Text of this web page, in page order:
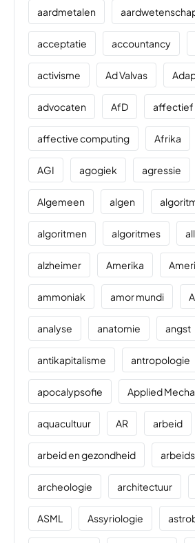
aardmetalen
acceptatie accountancy
activisme Ad Valvas
advocaten AfD affectief
affective computing Afrika
AGI agogiek agressie
Algemeen algen
algoritmen algoritmes
alzheimer Amerika
ammoniak amor mundi
analyse anatomie angst
antikapitalisme antropologie
apocalypsofie Applied
aquacultuur AR arbeid
arbeid en gezondheid
archeologie architectuur
ASML Assyriologie